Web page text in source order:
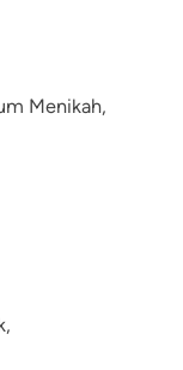
Menikah,